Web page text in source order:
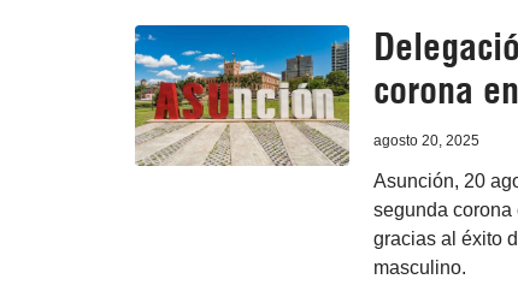
corona
agosto 20, 2025
Asunción, 20
segunda corona
gracias al éxito
masculino.